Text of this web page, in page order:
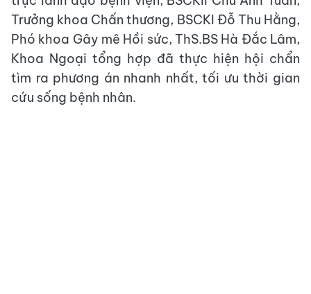
Trưởng khoa Chấn thương, BSCKI Đỗ Thu Hằng,
Phó khoa Gây mê Hồi sức, ThS.BS Hà Đắc Lâm,
Khoa Ngoại tổng hợp đã thực hiện hội chẩn
tìm ra phương án nhanh nhất, tối ưu thời gian
cứu sống bệnh nhân.